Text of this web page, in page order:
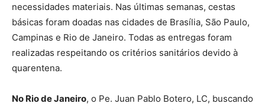
necessidades materiais. Nas últimas semanas, cestas
básicas foram doadas nas cidades de Brasília, São Paulo,
Campinas e Rio de Janeiro. Todas as entregas foram
realizadas respeitando os critérios sanitários devido à
quarentena.
No Rio de Janeiro, o Pe. Juan Pablo Botero, LC, buscando